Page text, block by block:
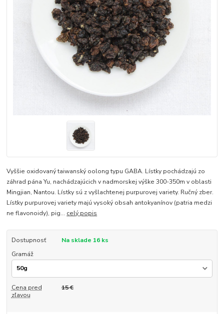
Vyššie oxidovaný taiwanský oolong typu GABA. Lístky pochádzajú zo
záhrad pána Yu, nachádzajúcich v nadmorskej výške 300-350m v oblasti
Mingjian, Nantou. Lístky sú z vyšlachtenej purpurovej variety. Ručný zber.
Lístky purpurovej variety majú vysoký obsah antokyanínov (patria medzi
ne flavonoidy), pig... celý popis
Dostupnosť
Na sklade 16 ks
Gramáž
Cena pred
zľavou
15 €